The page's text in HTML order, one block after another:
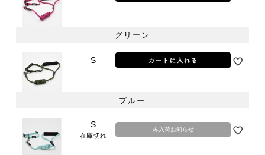
グリーン
S カートに入れる
ブルー
S
在庫切れ
再入荷お知らせ